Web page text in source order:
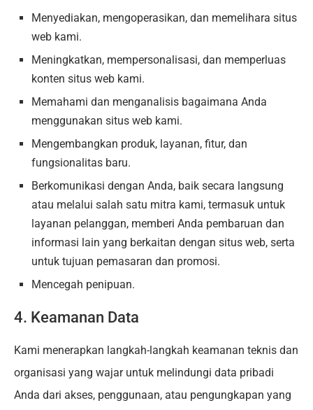
Menyediakan, mengoperasikan, dan memelihara situs
web kami.
Meningkatkan, mempersonalisasi, dan memperluas
konten situs web kami.
Memahami dan menganalisis bagaimana Anda
menggunakan situs web kami.
Mengembangkan produk, layanan, fitur, dan
fungsionalitas baru.
Berkomunikasi dengan Anda, baik secara langsung
atau melalui salah satu mitra kami, termasuk untuk
layanan pelanggan, memberi Anda pembaruan dan
informasi lain yang berkaitan dengan situs web, serta
untuk tujuan pemasaran dan promosi.
Mencegah penipuan.
4. Keamanan Data
Kami menerapkan langkah-langkah keamanan teknis dan
organisasi yang wajar untuk melindungi data pribadi
Anda dari akses, penggunaan, atau pengungkapan yang